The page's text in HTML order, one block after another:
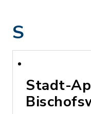
S
Stadt-